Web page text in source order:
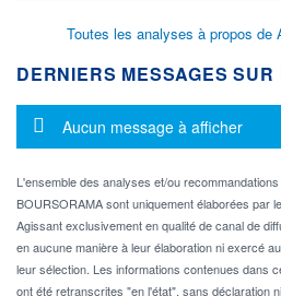
Toutes les analyses à propos de
DERNIERS MESSAGES SUR
Message d'information
Aucun message à afficher
L'ensemble des analyses et/ou
BOURSORAMA sont uniquement élaborées par
Agissant exclusivement en qualité de canal de
en aucune manière à leur élaboration ni exercé
leur sélection. Les informations contenues dans
ont été retranscrites "en l'état", sans déclaration